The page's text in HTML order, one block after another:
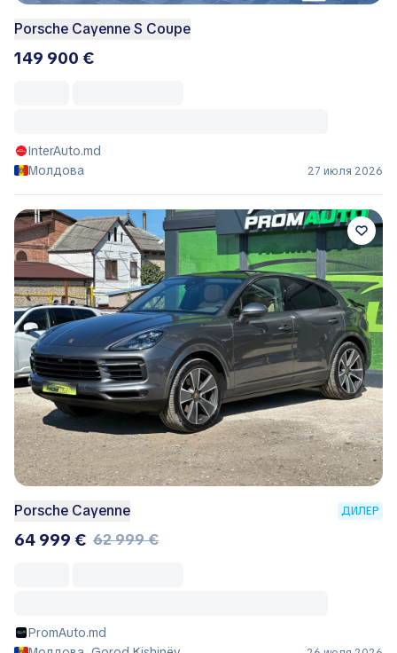
Porsche Cayenne S Coupe
149 900 €
InterAuto.md
Молдова
27 июля 2026
Porsche Cayenne ДИЛЕР
64 999 € 62 999 €
PromAuto.md